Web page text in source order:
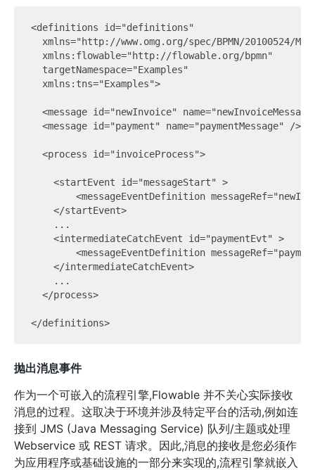
<definitions id="definitions"
xmlns="http://www.omg.org/spec/BPMN/20100524/
  xmlns:flowable="http://flowable.org/bpmn"
  targetNamespace="Examples"
  xmlns:tns="Examples">
<message id="newInvoice"
  <message id="payment" name="paymentMessage" />
  <process id="invoiceProcess">
    <startEvent id="messageStart" >
<messageEventDefinition
    </startEvent>
    ...
    <intermediateCatchEvent id="paymentEvt" >
<messageEventDefinition
    </intermediateCatchEvent>
    ...
  </process>
抛出消息事件
作为一个可嵌入的流程引擎,Flowable 并不关心实际接收
消息的过程。这取决于环境并涉及特定平台的活动,例如连
接到 JMS (Java Messaging Service) 队列/主题或处理
Webservice 或 REST 请求。因此,消息的接收是您必须作
为应用程序或基础设施的一部分来实现的,流程引擎就嵌入